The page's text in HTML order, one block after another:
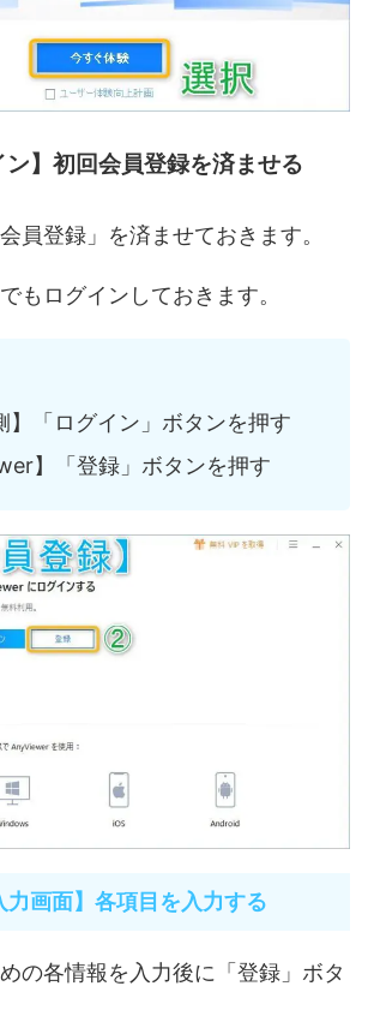
ン】初回会員登録を済ませる
員登録」を済ませておきます。
もログインしておきます。
】「ログイン」ボタンを押す
】「登録」ボタンを押す
力画面】各項目を入力する
の各情報を入力後に「登録」ボタ